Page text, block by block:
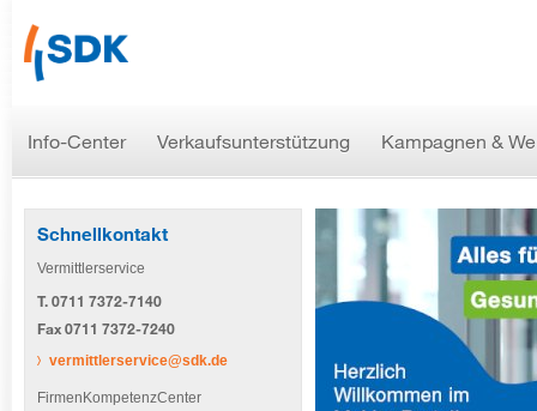
Info-Center Verkaufsunterstützung Kampagnen &
Aktuelle Informationen
Gesundheitsdienstleistungen
Newsletter Abo
Änderung E-Mail-Adresse
Bestell- & Download-Center Download Angebots-Software
Schnellkontakt
Vermittlerservice
T. 0711 7372-7140
Fax 0711 7372-7240
vermittlerservice@sdk.de
FirmenKompetenzCenter